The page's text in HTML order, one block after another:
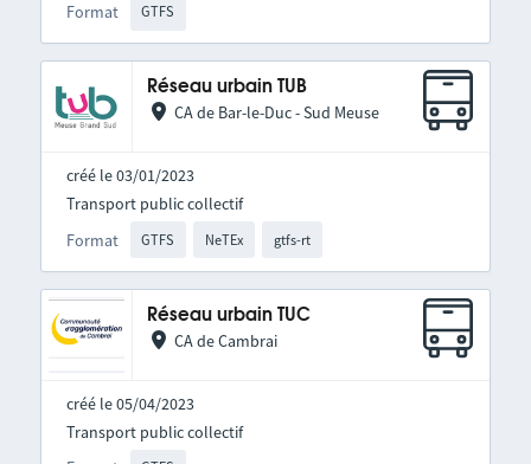
Format GTFS
Réseau urbain TUB
CA de Bar-le-Duc - Sud Meuse
créé le 03/01/2023
Format GTFS NeTEx gtfs-rt
Transport public collectif
Réseau urbain TUC
CA de Cambrai
créé le 05/04/2023
Transport public collectif